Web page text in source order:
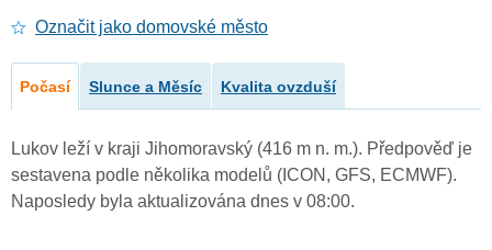
Označit jako domovské město
Počasí Slunce a Měsíc Kvalita ovzduší
Lukov leží v kraji Jihomoravský (416 m n. m.). Předpověď je
sestavena podle několika modelů (ICON, GFS, ECMWF).
Naposledy byla aktualizována dnes v 08:00.